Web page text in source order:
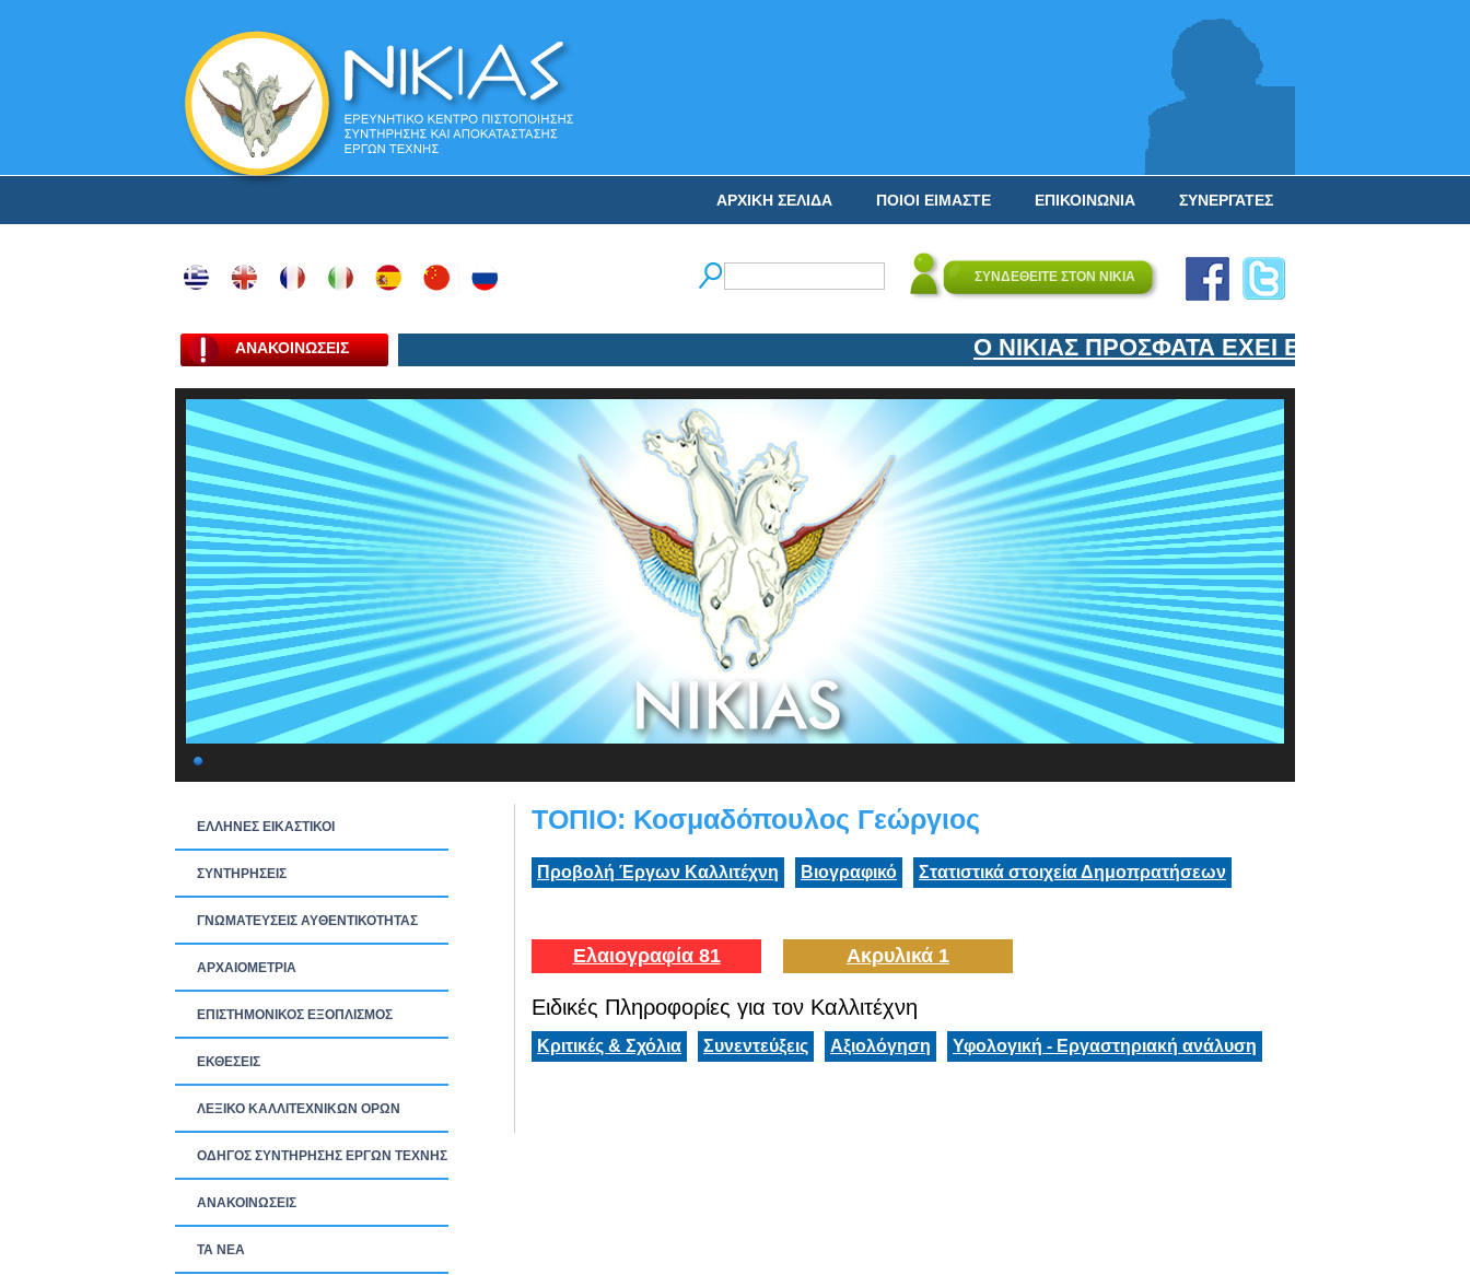
ΣΥΝΕΡΓΑΤΕΣ
ΕΠΙΚΟΙΝΩΝΙΑ
ΠΟΙΟΙ ΕΙΜΑΣΤΕ
ΑΡΧΙΚΗ ΣΕΛΙΔΑ
ΣΥΝΔΕΘΕΙΤΕ ΣΤΟΝ ΝΙΚΙΑ
ΑΝΑΚΟΙΝΩΣΕΙΣ Ο ΝΙΚΙΑΣ ΠΡΟΣΦΑΤΑ ΕΧΕΙ ΕΝΤΑΞΕΙ ΣΤΟΝ
ΕΛΛΗΝΕΣ ΕΙΚΑΣΤΙΚΟΙ
ΣΥΝΤΗΡΗΣΕΙΣ
ΓΝΩΜΑΤΕΥΣΕΙΣ ΑΥΘΕΝΤΙΚΟΤΗΤΑΣ
ΑΡΧΑΙΟΜΕΤΡΙΑ
ΕΠΙΣΤΗΜΟΝΙΚΟΣ ΕΞΟΠΛΙΣΜΟΣ
ΕΚΘΕΣΕΙΣ
ΛΕΞΙΚΟ ΚΑΛΛΙΤΕΧΝΙΚΩΝ ΟΡΩΝ
ΟΔΗΓΟΣ ΣΥΝΤΗΡΗΣΗΣ ΕΡΓΩΝ ΤΕΧΝΗΣ
ΑΝΑΚΟΙΝΩΣΕΙΣ
ΤΑ ΝEΑ
ΤΟΠΙΟ: Κοσμαδόπουλος Γεώργιος
Προβολή Έργων Καλλιτέχνη Βιογραφικό Στατιστικά στοιχεία Δημοπρατήσεων
Ελαιογραφία 81 Ακρυλικά 1
Ειδικές Πληροφορίες για τον Καλλιτέχνη
Κριτικές & Σχόλια Συνεντεύξεις Αξιολόγηση Υφολογική - Εργαστηριακή ανάλυση